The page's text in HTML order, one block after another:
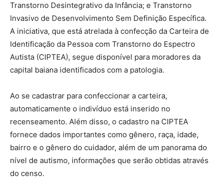
Transtorno Desintegrativo da Infância; e Transtorno
Invasivo de Desenvolvimento Sem Definição Específica.
A iniciativa, que está atrelada à confecção da Carteira de
Identificação da Pessoa com Transtorno do Espectro
Autista (CIPTEA), segue disponível para moradores da
capital baiana identificados com a patologia.
Ao se cadastrar para confeccionar a carteira,
automaticamente o indivíduo está inserido no
recenseamento. Além disso, o cadastro na CIPTEA
fornece dados importantes como gênero, raça, idade,
bairro e o gênero do cuidador, além de um panorama do
nível de autismo, informações que serão obtidas através
do censo.